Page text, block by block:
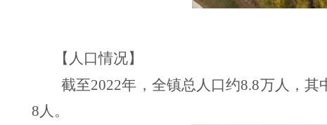
【人口情况】
截至2022年，全镇总人口约8.8万人，
8人。